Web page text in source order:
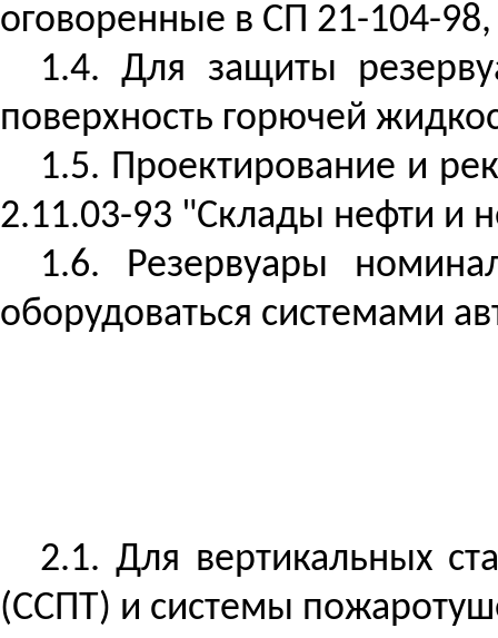
оговоренные в СП 21-104-
1.4. Для защиты
поверхность горючей
1.5. Проектирование и
2.11.03-93 "Склады нефти и
1.6. Резервуары
оборудоваться системами
2.1. Для вертикальных
(ССПТ) и системы